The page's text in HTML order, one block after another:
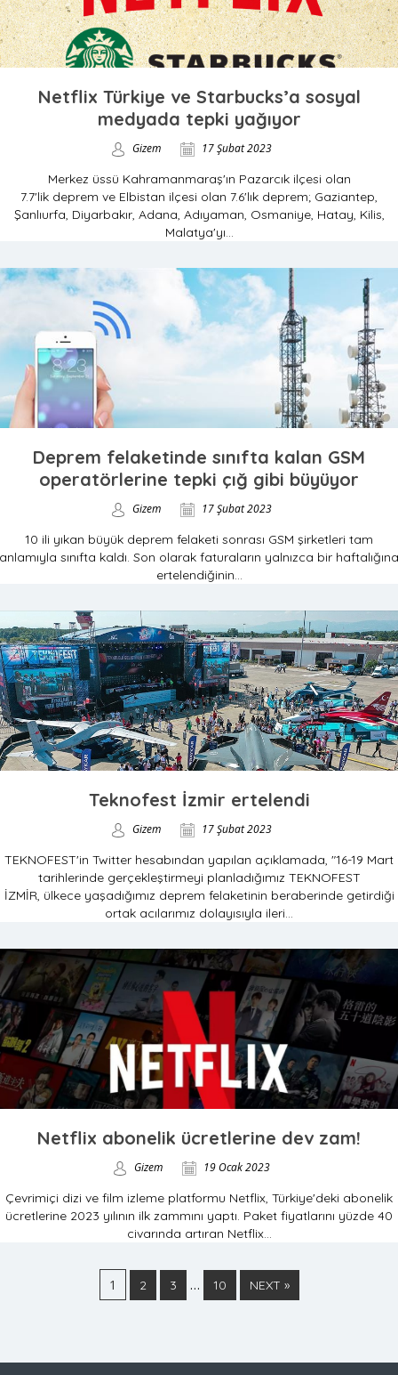
Netflix Türkiye ve Starbucks’a sosyal
medyada tepki yağıyor
Gizem 17 Şubat 2023
Merkez üssü Kahramanmaraş'ın Pazarcık ilçesi olan
7.7'lik deprem ve Elbistan ilçesi olan 7.6'lık deprem; Gaziantep,
Şanlıurfa, Diyarbakır, Adana, Adıyaman, Osmaniye, Hatay, Kilis,
Malatya'yı...
Deprem felaketinde sınıfta kalan GSM
operatörlerine tepki çığ gibi büyüyor
Gizem 17 Şubat 2023
10 ili yıkan büyük deprem felaketi sonrası GSM şirketleri tam
anlamıyla sınıfta kaldı. Son olarak faturaların yalnızca bir haftalığına
ertelendiğinin...
Teknofest İzmir ertelendi
Gizem 17 Şubat 2023
TEKNOFEST'in Twitter hesabından yapılan açıklamada, "16-19 Mart
tarihlerinde gerçekleştirmeyi planladığımız TEKNOFEST
İZMİR, ülkece yaşadığımız deprem felaketinin beraberinde getirdiği
ortak acılarımız dolayısıyla ileri...
Netflix abonelik ücretlerine dev zam!
Gizem 19 Ocak 2023
Çevrimiçi dizi ve film izleme platformu Netflix, Türkiye'deki abonelik
ücretlerine 2023 yılının ilk zammını yaptı. Paket fiyatlarını yüzde 40
civarında artıran Netflix...
1 2 3 … 10 NEXT »